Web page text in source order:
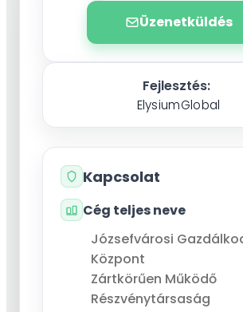
Üzenetküldés
Fejlesztés:
ElysiumGlobal
Kapcsolat
Cég teljes neve
Józsefvárosi
Központ
Zártkörűen Működő
Részvénytársaság